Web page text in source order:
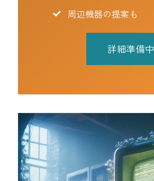
周辺機器の提案も
詳細準備中